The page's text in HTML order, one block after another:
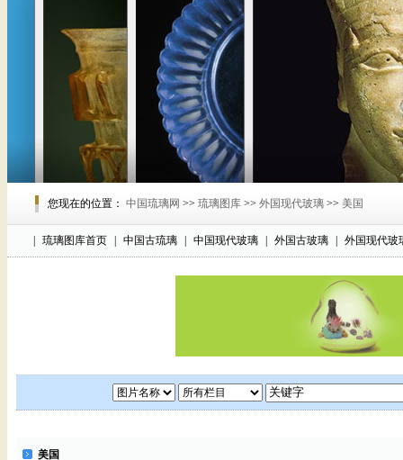
您现在的位置： 中国琉璃网 >> 琉璃图库 >> 外国现代玻璃 >> 美国
琉璃图库首页 中国古琉璃 中国现代玻璃 外国古玻璃 外国现代玻
美国